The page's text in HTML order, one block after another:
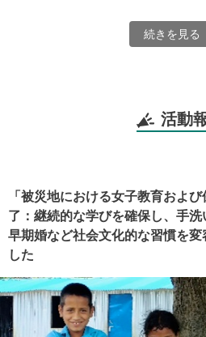
は災害脆弱（ぜいじゃく）性が高く、
とする地震では、子ども81人を含む
及ぼしました。未だ復興途上にあるこ
は、屋外で授業を受けるなど、学習を
及んでいます。適切な保健衛生施設な
ーの不平等、月経に対するタブーや偏
どの社会的構造に深く根ざしたこれら
につながっています。
活動
「被災地における女子教育およ
了：継続的な学びを確保し、手
早期婚など社会文化的な習慣を
した